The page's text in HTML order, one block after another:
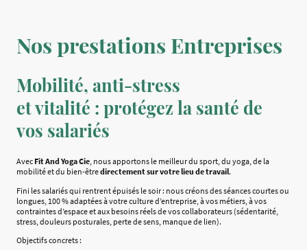
Nos prestations Entreprises
Mobilité, anti-stress
et vitalité : protégez la santé de
vos salariés
Avec Fit And Yoga Cie, nous apportons le meilleur du sport, du yoga, de la
mobilité et du bien-êtredirectement sur votre lieu de travail.
Fini les salariés qui rentrent épuisés le soir : nous créons des séances courtes ou
longues, 100 % adaptées à votre culture d’entreprise, à vos métiers, à vos
contraintes d’espace et aux besoins réels de vos collaborateurs (sédentarité,
stress, douleurs posturales, perte de sens, manque de lien).
Objectifs concrets :